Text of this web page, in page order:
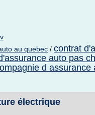
au quebec / contrat
auto pas
d assurance
électrique